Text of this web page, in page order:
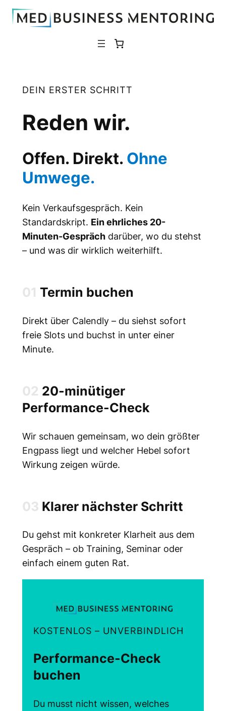
Zum
Inhalt
DEIN ERSTER SCHRITT
Reden wir.
Offen. Direkt. Ohne
Umwege.
Kein Verkaufsgespräch. Kein
Standardskript. Ein ehrliches 20-
Minuten-Gesprächdarüber, wo du stehst
– und was dir wirklich weiterhilft.
01 Termin buchen
Direkt über Calendly – du siehst sofort
freie Slots und buchst in unter einer
Minute.
02 20-minütiger
Performance-Check
Wir schauen gemeinsam, wo dein größter
Engpass liegt und welcher Hebel sofort
Wirkung zeigen würde.
03 Klarer nächster Schritt
Du gehst mit konkreter Klarheit aus dem
Gespräch – ob Training, Seminar oder
einfach einem guten Rat.
KOSTENLOS – UNVERBINDLICH
Performance-Check
buchen
Du musst nicht wissen, welches